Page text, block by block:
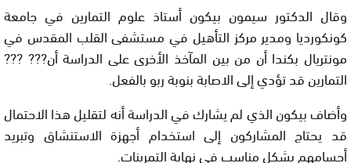
وقال الدكتور سيمون بيكون أستاذ علوم التمارين في جامعة
كونكورديا ومدير مركز التأهيل في مستشفى القلب المقدس في
مونتريال بكندا أن من بين المآخذ الأخرى على الدراسة أن??? ???
التمارين قد تؤدي إلى الاصابة بنوبة ربو بالفعل.
وأضاف بيكون الذي لم يشارك في الدراسة أنه لتقليل هذا الاحتمال
قد يحتاج المشاركون إلى استخدام أجهزة الاستنشاق وتبريد
أجسامهم بشكل مناسب في نهاية التمرينات.